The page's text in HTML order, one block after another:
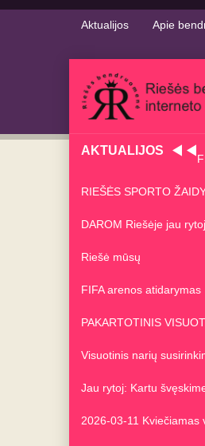
Aktualijos Apie
AKTUALIJOS
RIEŠĖS SPORTO
DAROM Riešėje jau rytoj
Riešė mūsų
FIFA arenos atidarymas
PAKARTOTINIS
Visuotinis narių
Jau rytoj: Kartu
2026-03-11 Kviečiamas